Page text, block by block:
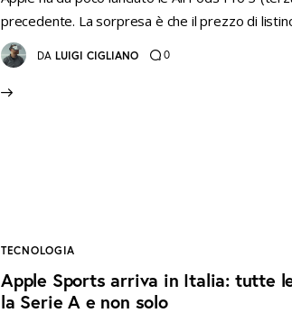
precedente. La sorpresa è che il prezzo di
DA LUIGI CIGLIANO 0
TECNOLOGIA
Apple Sports arriva in Italia: tutte
la Serie A e non solo